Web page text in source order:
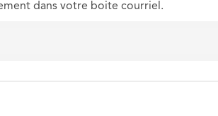
dans votre boite courriel.